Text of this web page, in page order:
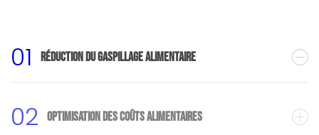
01 Réduction du gaspillage alimentaire
02 Optimisation des coûts alimentaires